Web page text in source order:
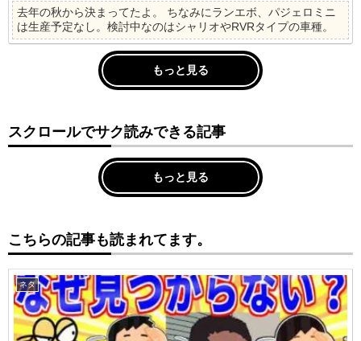
去年の秋から決まってたよ。 ちなみにランエボ、パジェロミニ
は生産予定なし。検討中なのはシャリオやRVRタイプの車種。
もっと見る
スクロールでサク読みできる記事
もっと見る
こちらの記事も読まれてます。
ネタ